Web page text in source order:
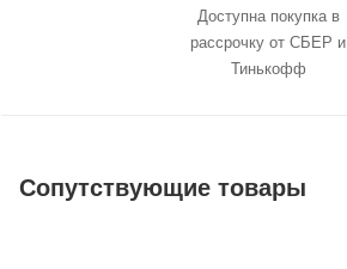
Доступна покупка в
рассрочку от СБЕР и
Тинькофф
Сопутствующие товары